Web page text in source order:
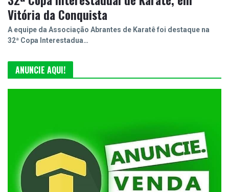
Vitória da Conquista
A equipe da Associação Abrantes de Karatê foi destaque na
32ª Copa Interestadua…
ANUNCIE AQUI!